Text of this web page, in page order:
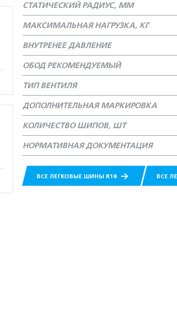
СТАТИЧЕСКИЙ РАДИУС, ММ
МАКСИМАЛЬНАЯ НАГРУЗКА, КГ
ВНУТРЕНЕЕ ДАВЛЕНИЕ
ОБОД РЕКОМЕНДУЕМЫЙ
ТИП ВЕНТИЛЯ
ДОПОЛНИТЕЛЬНАЯ МАРКИРОВКА
КОЛИЧЕСТВО ШИПОВ, ШТ
НОРМАТИВНАЯ ДОКУМЕНТАЦИЯ
ВСЕ ЛЕГКОВЫЕ ШИНЫ R18 ВСЕ